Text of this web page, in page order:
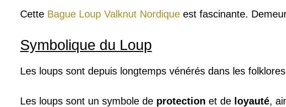
Cette Bague Loup Valknut Nordique est fascinante.
Symbolique du Loup
Les loups sont depuis longtemps vénérés dans les
Les loups sont un symbole de protection et de loyauté,